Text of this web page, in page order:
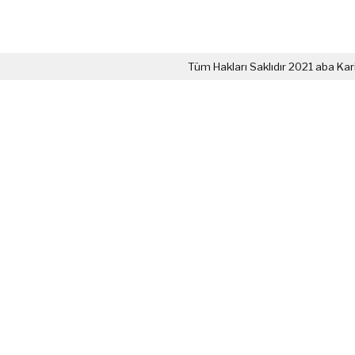
Tüm Hakları Saklıdır 2021 aba